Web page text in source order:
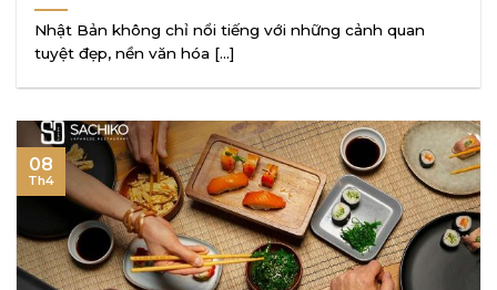
Nhật Bản không chỉ nổi tiếng với những cảnh quan
tuyệt đẹp, nền văn hóa [...]
08
Th4